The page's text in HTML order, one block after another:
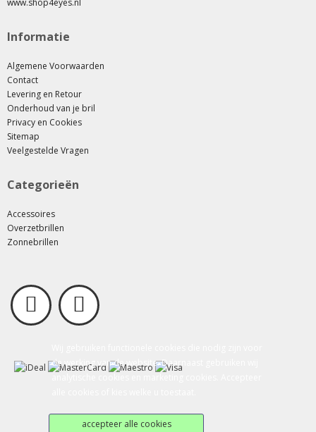
de werking van de website. Daarnaast gebruiken wij
accepteer alle cookies
www.shop4eyes.nl
Informatie
Algemene Voorwaarden
Contact
Levering en Retour
Onderhoud van je bril
Privacy en Cookies
Sitemap
Veelgestelde Vragen
Categorieën
Accessoires
Overzetbrillen
Zonnebrillen